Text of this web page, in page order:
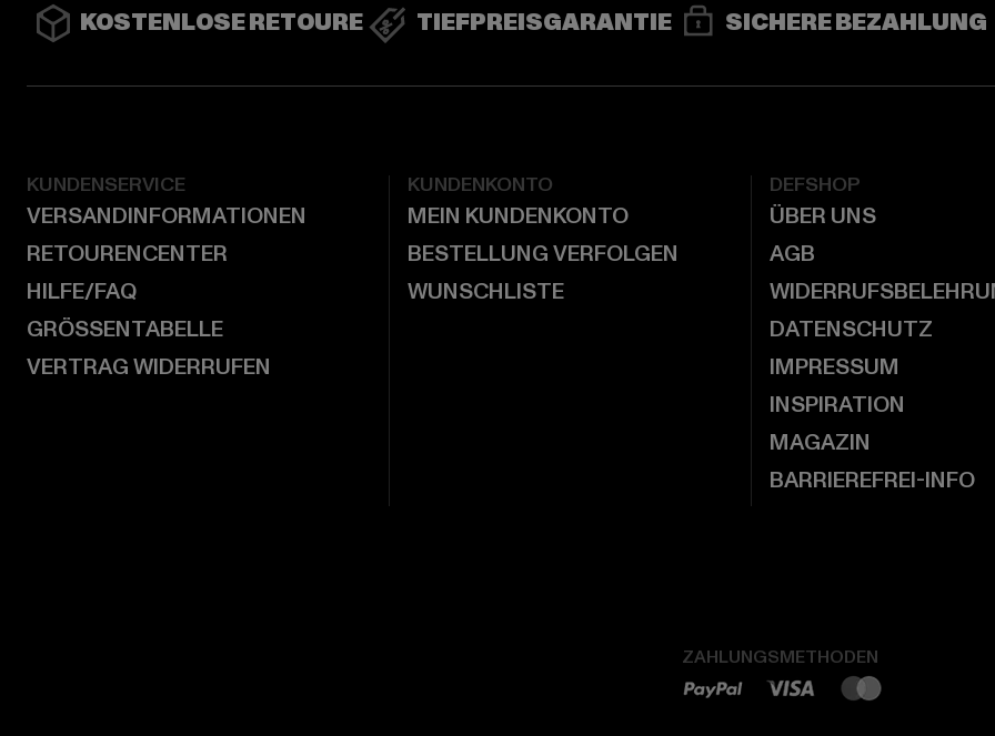
KOSTENLOSE RETOURE TIEFPREISGARANTIE SICHERE BEZAHLUNG
KUNDENSERVICE
VERSANDINFORMATIONEN
RETOURENCENTER
HILFE/FAQ
GRÖSSENTABELLE
VERTRAG WIDERRUFEN
KUNDENKONTO
MEIN KUNDENKONTO
BESTELLUNG VERFOLGEN
WUNSCHLISTE
DEFSHOP
ÜBER UNS
AGB
DATENSCHUTZ
IMPRESSUM
INSPIRATION
MAGAZIN
BARRIEREFREI-INFO
ZAHLUNGSMETHODEN